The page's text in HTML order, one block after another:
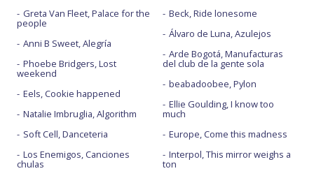
Greta Van Fleet, Palace for the
people
Anni B Sweet, Alegría
Phoebe Bridgers, Lost
weekend
Eels, Cookie happened
Natalie Imbruglia, Algorithm
Soft Cell, Danceteria
Los Enemigos, Canciones
chulas
Beck, Ride lonesome
Álvaro de Luna, Azulejos
Arde Bogotá, Manufacturas
del club de la gente sola
beabadoobee, Pylon
Ellie Goulding, I know too
much
Europe, Come this madness
Interpol, This mirror weighs a
ton